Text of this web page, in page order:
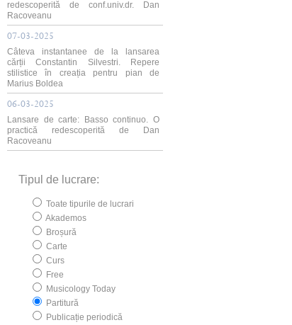
redescoperită de conf.univ.dr. Dan
Racoveanu
07-03-2025
Câteva instantanee de la lansarea
cărții Constantin Silvestri. Repere
stilistice în creația pentru pian de
Marius Boldea
06-03-2025
Lansare de carte: Basso continuo. O
practică redescoperită de Dan
Racoveanu
Tipul de lucrare:
Toate tipurile de lucrari
Akademos
Broșură
Carte
Curs
Free
Musicology Today
Partitură
Publicație periodică